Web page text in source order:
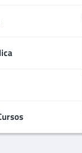
Paulo realiza
será publicado.